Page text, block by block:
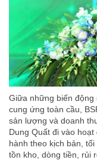
Giữa những biến
cung ứng toàn cầu,
sản lượng và doanh
Dung Quất đi vào
hành theo kịch bản,
tồn kho, dòng tiền, rủi